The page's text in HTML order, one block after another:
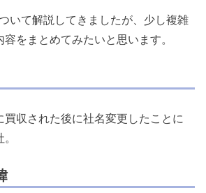
いて解説してきましたが、少し複雑
をまとめてみたいと思います。
買収された後に社名変更したことに